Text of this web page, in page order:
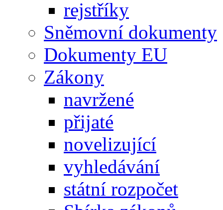
rejstříky
Sněmovní dokumenty
Dokumenty EU
Zákony
navržené
přijaté
novelizující
vyhledávání
státní rozpočet